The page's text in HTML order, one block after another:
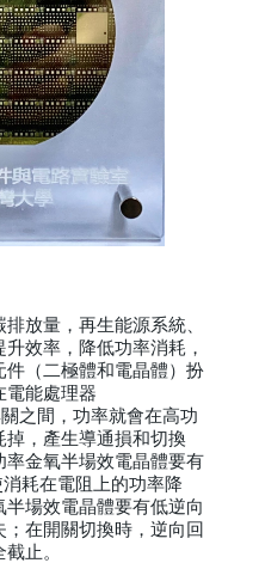
放量，再生能源系統、
效率，降低功率消耗，
（二極體和電晶體）扮
電能處理器
之間，功率就會在高功
掉，產生導通損和切換
金氧半場效電晶體要有
耗在電阻上的功率降
場效電晶體要有低逆向
在開關切換時，逆向回
止。